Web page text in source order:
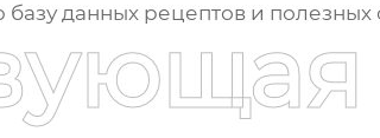
данных рецептов и полезных